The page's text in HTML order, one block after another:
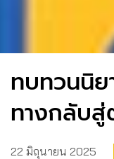
ทบทวนนิย
ทางกลับสู่
22 มิถุนายน 2025